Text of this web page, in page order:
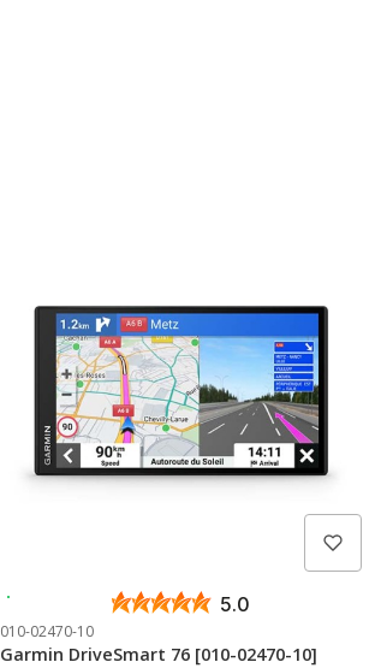
5.0
010-02470-10
Garmin DriveSmart 76 [010-02470-10]